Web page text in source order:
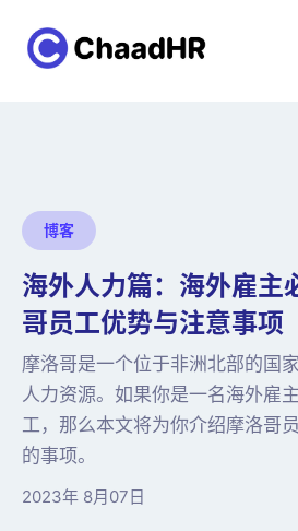
博客
海外人力篇：海外雇主
哥员工优势与注意事项
摩洛哥是一个位于非洲北部的国
人力资源。如果你是一名海外雇
工，那么本文将为你介绍摩洛哥
的事项。
2023年 8月07日